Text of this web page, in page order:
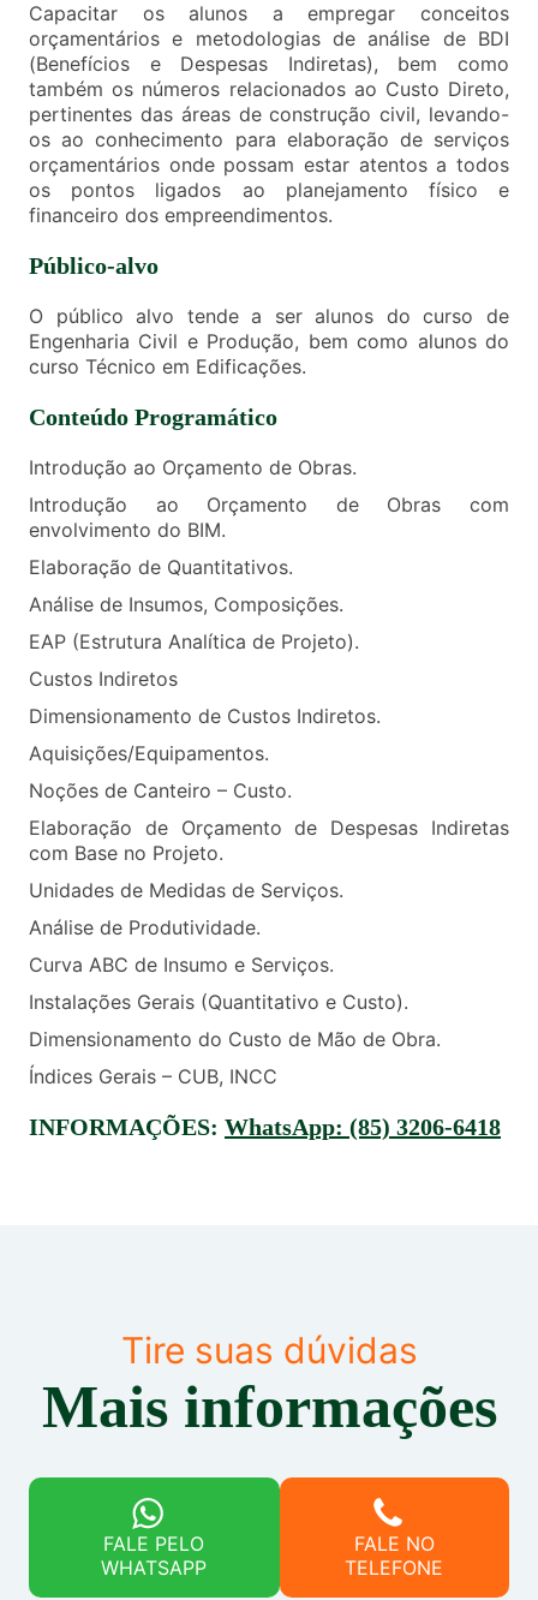
Capacitar os alunos a empregar conceitos
orçamentários e metodologias de análise de BDI
(Benefícios e Despesas Indiretas), bem como
também os números relacionados ao Custo Direto,
pertinentes das áreas de construção civil, levando-
os ao conhecimento para elaboração de serviços
orçamentários onde possam estar atentos a todos
os pontos ligados ao planejamento físico e
financeiro dos empreendimentos.
Público-alvo
O público alvo tende a ser alunos do curso de
Engenharia Civil e Produção, bem como alunos do
curso Técnico em Edificações.
Conteúdo Programático
Introdução ao Orçamento de Obras.
Introdução ao Orçamento de Obras com
envolvimento do BIM.
Elaboração de Quantitativos.
Análise de Insumos, Composições.
EAP (Estrutura Analítica de Projeto).
Custos Indiretos
Dimensionamento de Custos Indiretos.
Aquisições/Equipamentos.
Noções de Canteiro – Custo.
Elaboração de Orçamento de Despesas Indiretas
com Base no Projeto.
Unidades de Medidas de Serviços.
Análise de Produtividade.
Curva ABC de Insumo e Serviços.
Instalações Gerais (Quantitativo e Custo).
Dimensionamento do Custo de Mão de Obra.
Índices Gerais – CUB, INCC
INFORMAÇÕES: WhatsApp: (85) 3206-6418
Tire suas dúvidas
Mais informações
FALE PELO
WHATSAPP
FALE NO
TELEFONE